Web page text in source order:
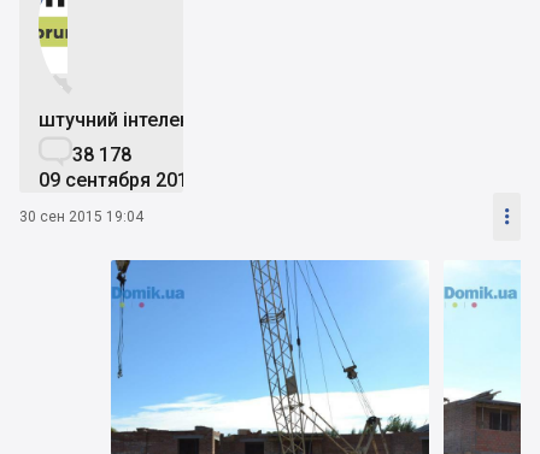


штучний інтелект
38 178
09 сентября 2019
30 сен 2015 19:04 